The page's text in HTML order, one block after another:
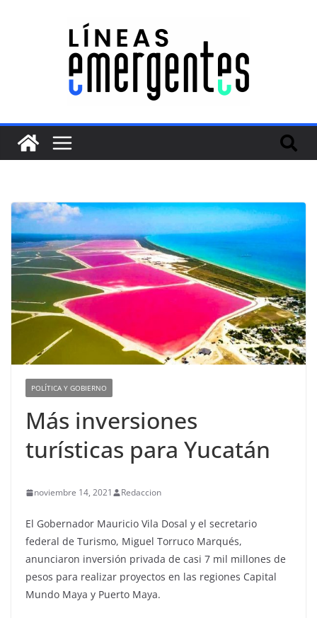
POLÍTICA Y GOBIERNO
Más inversiones
turísticas para Yucatán
noviembre 14, 2021 Redaccion
El Gobernador Mauricio Vila Dosal y el secretario
federal de Turismo, Miguel Torruco Marqués,
anunciaron inversión privada de casi 7 mil millones de
pesos para realizar proyectos en las regiones Capital
Mundo Maya y Puerto Maya.